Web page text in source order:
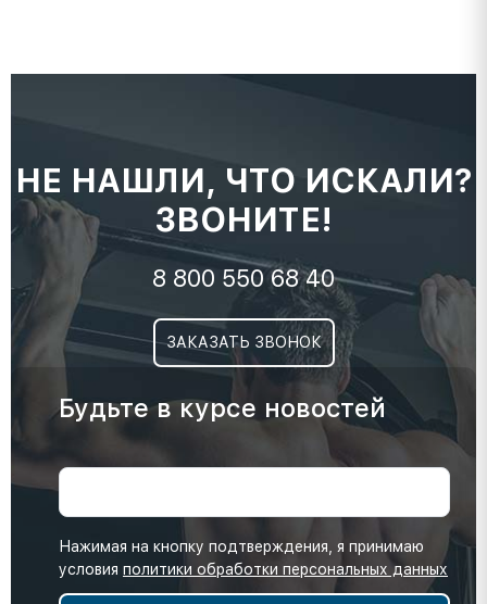
НЕ НАШЛИ, ЧТО ИСКАЛИ?
ЗВОНИТЕ!
8 800 550 68 40
ЗАКАЗАТЬ ЗВОНОК
Будьте в курсе новостей
Нажимая на кнопку подтверждения, я принимаю
условия политики обработки персональных данных